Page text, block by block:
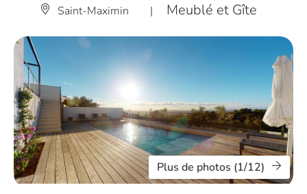
Saint-Maximin | Meublé et Gîte
Plus de photos (1/12)